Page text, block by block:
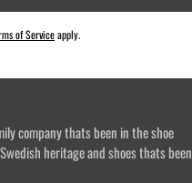
of Serviceapply.
company thats been in the shoe
heritage and shoes thats been